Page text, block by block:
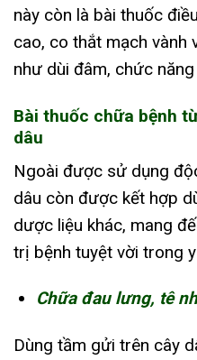
này còn là bài thuốc
cao, co thắt mạch vành
như dùi đâm, chức
Bài thuốc chữa bệnh
dâu
Ngoài được sử dụng
dâu còn được kết hợp
dược liệu khác, mang
trị bệnh tuyệt vời trong
Chữa đau lưng, tê
Dùng tầm gửi trên cây